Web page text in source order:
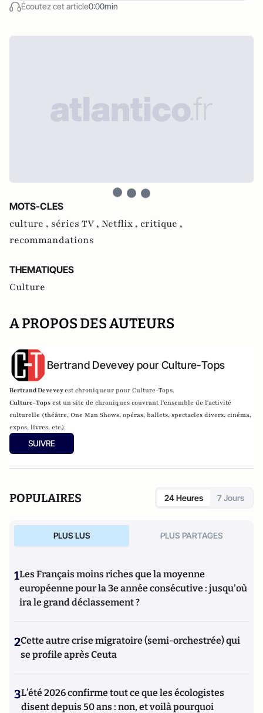
Écoutez cet article0:00min
MOTS-CLES
culture , séries TV , Netflix , critique ,
recommandations
THEMATIQUES
Culture
A PROPOS DES AUTEURS
Bertrand Devevey pour Culture-Tops
Bertrand Deveveyest chroniqueur pour Culture-Tops.
Culture-Tops est un site de chroniques couvrant l'ensemble de l'activité
culturelle (théâtre, One Man Shows, opéras, ballets, spectacles divers, cinéma,
expos, livres, etc.).
SUIVRE
POPULAIRES 24 Heures 7 Jours
PLUS LUS PLUS PARTAGES
1Les Français moins riches que la moyenne
européenne pour la 3e année consécutive : jusqu'où
ira le grand déclassement ?
2Cette autre crise migratoire (semi-orchestrée) qui
se profile après Ceuta
3L’été 2026 confirme tout ce que les écologistes
disent depuis 50 ans : non, et voilà pourquoi